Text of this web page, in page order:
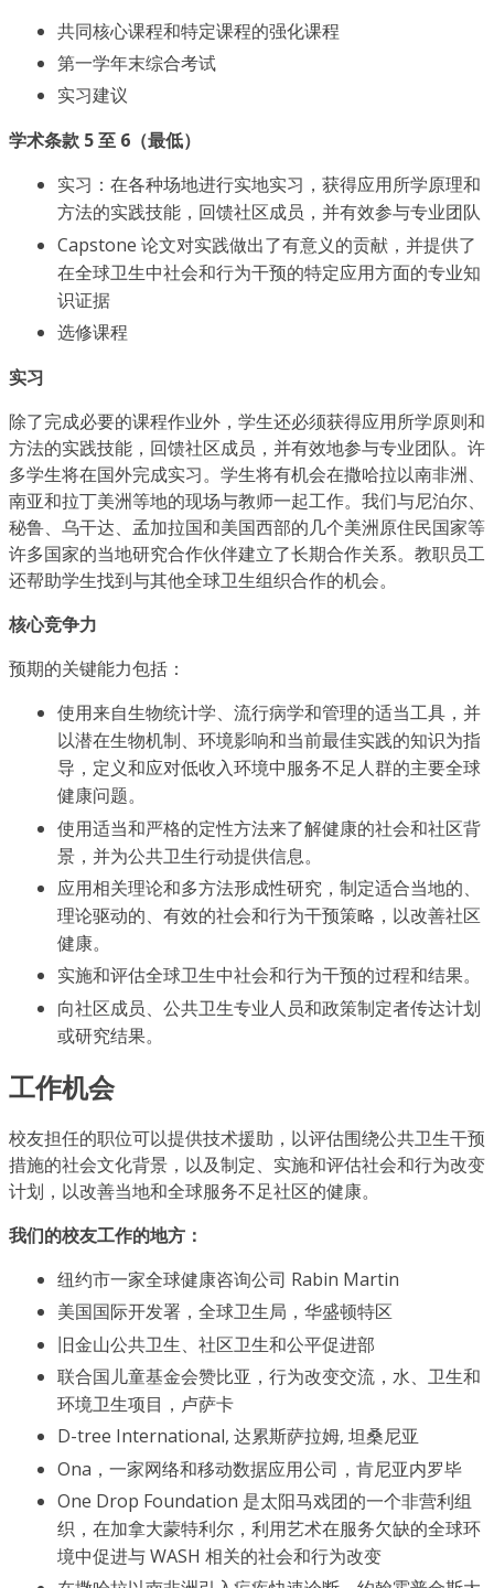
共同核心课程和特定课程的强化课程
第一学年末综合考试
实习建议
学术条款 5 至 6（最低）
实习：在各种场地进行实地实习，获得应用所学原理和
方法的实践技能，回馈社区成员，并有效参与专业团队
Capstone 论文对实践做出了有意义的贡献，并提供了
在全球卫生中社会和行为干预的特定应用方面的专业知
识证据
选修课程
实习
除了完成必要的课程作业外，学生还必须获得应用所学原则和
方法的实践技能，回馈社区成员，并有效地参与专业团队。许
多学生将在国外完成实习。学生将有机会在撒哈拉以南非洲、
南亚和拉丁美洲等地的现场与教师一起工作。我们与尼泊尔、
秘鲁、乌干达、孟加拉国和美国西部的几个美洲原住民国家等
许多国家的当地研究合作伙伴建立了长期合作关系。教职员工
还帮助学生找到与其他全球卫生组织合作的机会。
核心竞争力
预期的关键能力包括：
使用来自生物统计学、流行病学和管理的适当工具，并
以潜在生物机制、环境影响和当前最佳实践的知识为指
导，定义和应对低收入环境中服务不足人群的主要全球
健康问题。
使用适当和严格的定性方法来了解健康的社会和社区背
景，并为公共卫生行动提供信息。
应用相关理论和多方法形成性研究，制定适合当地的、
理论驱动的、有效的社会和行为干预策略，以改善社区
健康。
实施和评估全球卫生中社会和行为干预的过程和结果。
向社区成员、公共卫生专业人员和政策制定者传达计划
或研究结果。
工作机会
校友担任的职位可以提供技术援助，以评估围绕公共卫生干预
措施的社会文化背景，以及制定、实施和评估社会和行为改变
计划，以改善当地和全球服务不足社区的健康。
我们的校友工作的地方：
纽约市一家全球健康咨询公司 Rabin Martin
美国国际开发署，全球卫生局，华盛顿特区
旧金山公共卫生、社区卫生和公平促进部
联合国儿童基金会赞比亚，行为改变交流，水、卫生和
环境卫生项目，卢萨卡
D-tree International, 达累斯萨拉姆, 坦桑尼亚
Ona，一家网络和移动数据应用公司，肯尼亚内罗毕
One Drop Foundation 是太阳马戏团的一个非营利组
织，在加拿大蒙特利尔，利用艺术在服务欠缺的全球环
境中促进与 WASH 相关的社会和行为改变